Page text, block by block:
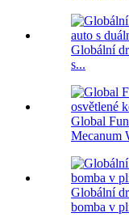
Globální
s...
Global
Mecanum
Globální
bomba v